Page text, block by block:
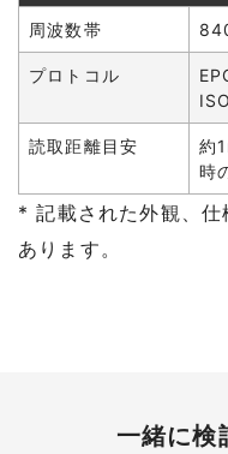
周波数帯
プロトコル
読取距離目安
約
時
* 記載された外観、
あります。
一緒に検